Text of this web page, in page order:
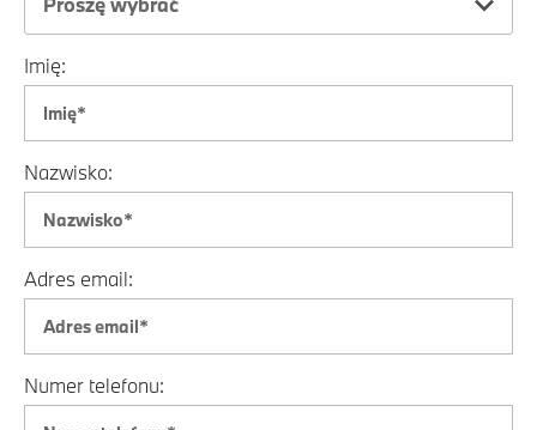
Imię:
Nazwisko:
Adres email:
Numer telefonu: